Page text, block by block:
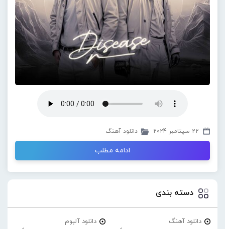
22 سپتامبر 2024 دانلود آهنگ
ادامه مطلب
دسته بندی
دانلود آهنگ
دانلود آلبوم